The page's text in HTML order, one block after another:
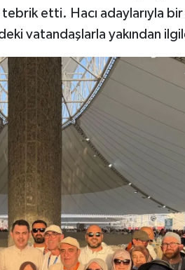
tebrik etti. Hacı adaylarıyla
vatandaşlarla yakından